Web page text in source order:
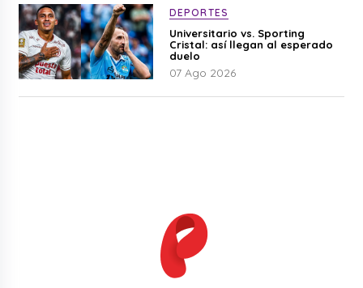
DEPORTES
Universitario vs. Sporting
Cristal: así llegan al esperado
duelo
07 Ago 2026